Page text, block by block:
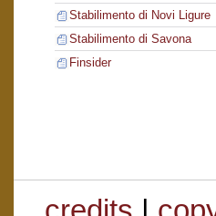
Stabilimento di Novi Ligure
Stabilimento di Savona
Finsider